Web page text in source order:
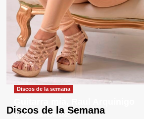
Discos de la Semana
Discos de la semana
29 septiembre, 2025